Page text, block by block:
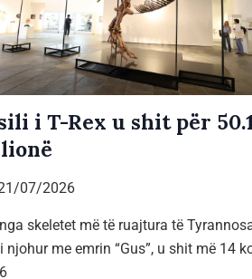
i T-Rex u shit për
07/2026
skeletet më të ruajtura të
njohur me emrin “Gus”, u shit më 14